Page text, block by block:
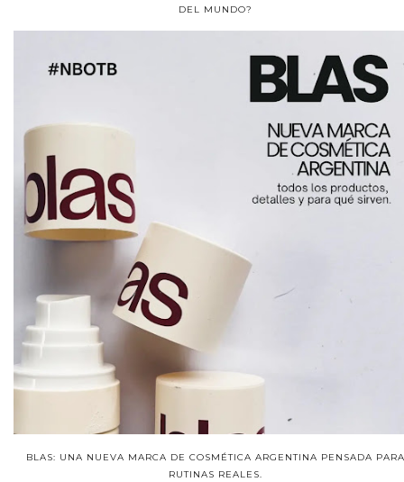
DEL MUNDO?
BLAS: UNA NUEVA MARCA DE COSMÉTICA ARGENTINA PENSADA PARA
RUTINAS REALES.